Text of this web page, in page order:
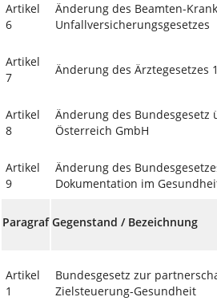
Artikel
6
Änderung des Beamten-
Unfallversicherungsgesetzes
Artikel
7
Änderung des Ärztegesetzes
Artikel
8
Änderung des Bundesgesetz
Österreich GmbH
Artikel
9
Änderung des
Dokumentation im
Paragraf Gegenstand / Bezeichnung
Artikel
1
Bundesgesetz zur
Zielsteuerung-Gesundheit